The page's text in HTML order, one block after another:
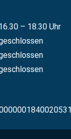
– 18.30 Uhr